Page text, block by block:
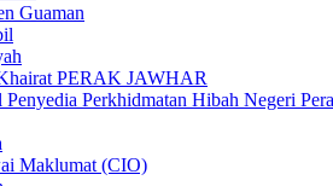
Guaman
PERAK JAWHAR
Penyedia Perkhidmatan Hibah Negeri
Maklumat (CIO)